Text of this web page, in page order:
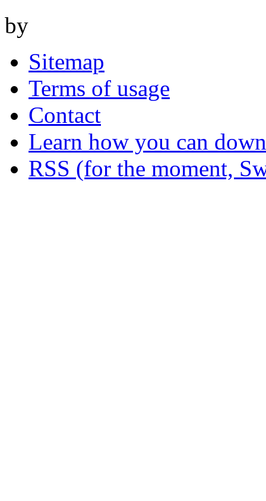
by
Sitemap
Terms of usage
Contact
Learn how you can
RSS (for the moment,